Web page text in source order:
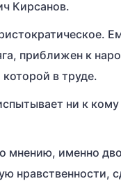
Кирсанов.
приближен к
в труде.
ни к
мнению, именно
нравственности,